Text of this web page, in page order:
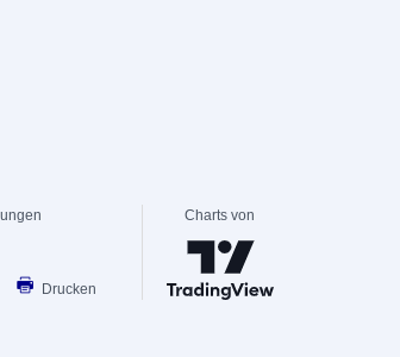
Drucken
Charts von